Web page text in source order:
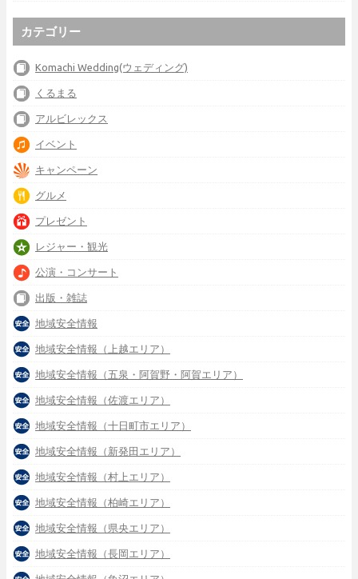
カテゴリー
Komachi Wedding(ウェディング)
くるまる
アルビレックス
イベント
キャンペーン
グルメ
プレゼント
レジャー・観光
公演・コンサート
出版・雑誌
地域安全情報
地域安全情報（上越エリア）
地域安全情報（五泉・阿賀野・阿賀エリア）
地域安全情報（佐渡エリア）
地域安全情報（十日町市エリア）
地域安全情報（新発田エリア）
地域安全情報（村上エリア）
地域安全情報（柏崎エリア）
地域安全情報（県央エリア）
地域安全情報（長岡エリア）